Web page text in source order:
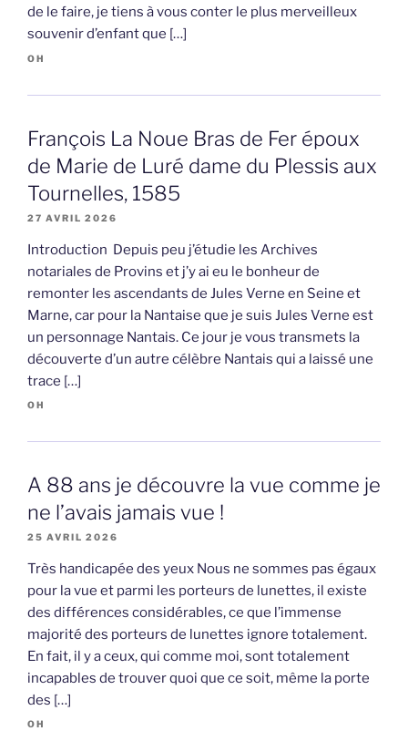
de le faire, je tiens à vous conter le plus merveilleux
souvenir d’enfant que […]
OH
François La Noue Bras de Fer époux
de Marie de Luré dame du Plessis aux
Tournelles, 1585
27 AVRIL 2026
Introduction Depuis peu j’étudie les Archives
notariales de Provins et j’y ai eu le bonheur de
remonter les ascendants de Jules Verne en Seine et
Marne, car pour la Nantaise que je suis Jules Verne est
un personnage Nantais. Ce jour je vous transmets la
découverte d’un autre célèbre Nantais qui a laissé une
trace […]
OH
A 88 ans je découvre la vue comme je
ne l’avais jamais vue !
25 AVRIL 2026
Très handicapée des yeux Nous ne sommes pas égaux
pour la vue et parmi les porteurs de lunettes, il existe
des différences considérables, ce que l’immense
majorité des porteurs de lunettes ignore totalement.
En fait, il y a ceux, qui comme moi, sont totalement
incapables de trouver quoi que ce soit, même la porte
des […]
OH